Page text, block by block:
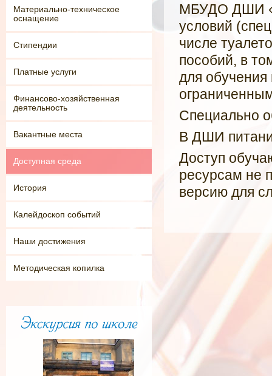
Материально-техническое
оснащение
Стипендии
Платные услуги
Финансово-хозяйственная
деятельность
Вакантные места
Доступная среда
История
Калейдоскоп событий
Наши достижения
Методическая копилка
МБУДО ДШИ
условий
числе
пособий, в
для обучения
Специально
В ДШИ
Доступ
ресурсам не
версию для